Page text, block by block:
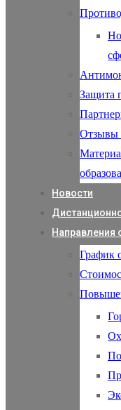
Защита
Отзывы
Новости
Направления
График